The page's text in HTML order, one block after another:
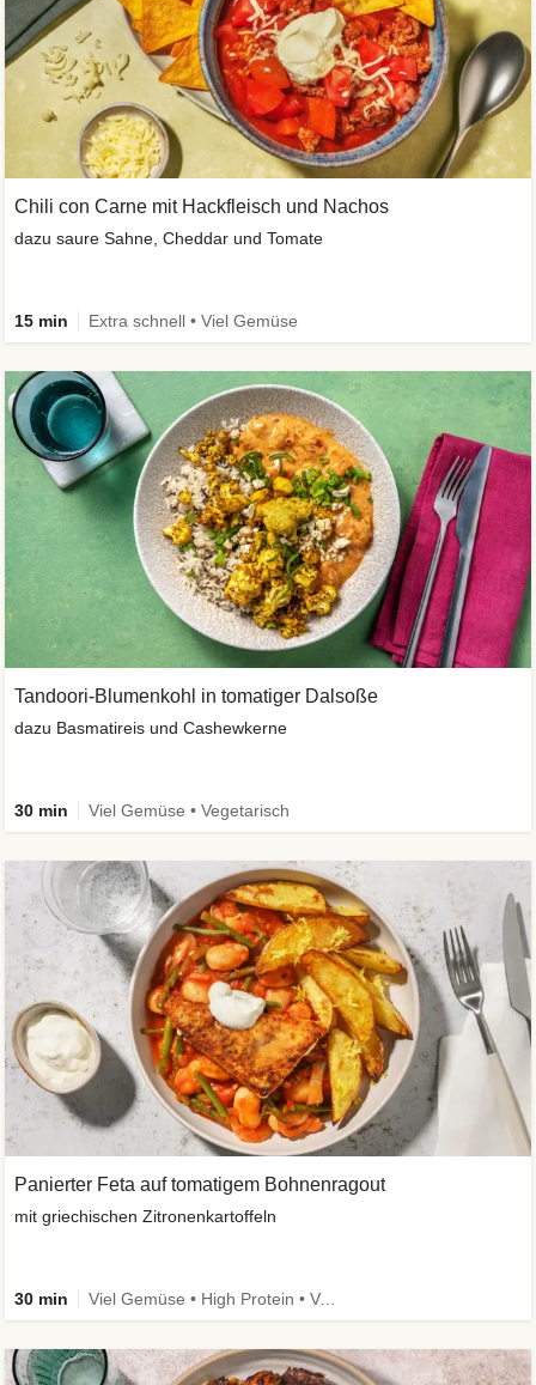
Chili con Carne mit Hackfleisch und Nachos
dazu saure Sahne, Cheddar und Tomate
15 min Extra schnell • Viel Gemüse
Tandoori-Blumenkohl in tomatiger Dalsoße
dazu Basmatireis und Cashewkerne
30 min Viel Gemüse • Vegetarisch
Panierter Feta auf tomatigem Bohnenragout
mit griechischen Zitronenkartoffeln
30 min Viel Gemüse • High Protein • Vegetarisch